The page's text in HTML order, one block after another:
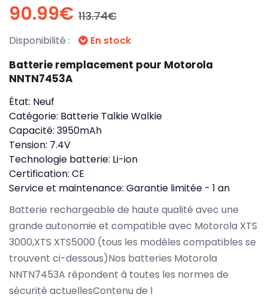
90.99€ 113.74€
Disponibilité : En stock
Batterie remplacement pour Motorola
NNTN7453A
État: Neuf
Catégorie: Batterie Talkie Walkie
Capacité: 3950mAh
Tension: 7.4V
Technologie batterie: Li-ion
Certification: CE
Service et maintenance: Garantie limitée - 1 an
Batterie rechargeable de haute qualité avec une
grande autonomie et compatible avec Motorola XTS
3000,XTS XTS5000 (tous les modèles compatibles se
trouvent ci-dessous)Nos batteries Motorola
NNTN7453A répondent à toutes les normes de
sécurité actuellesContenu de l